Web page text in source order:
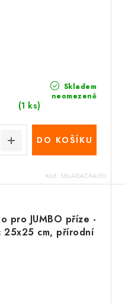
Skladem
neomezeně
(1 ks)
DO KOŠÍKU
Kód: SKLADACKA010
pro JUMBO příze -
25x25 cm, přírodní